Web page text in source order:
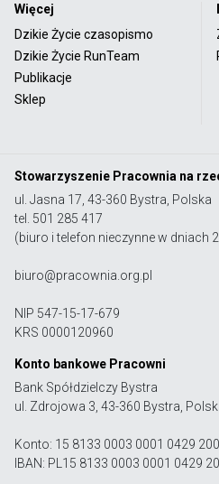
Więcej
Dzikie Życie czasopismo
Dzikie Życie RunTeam
Publikacje
Sklep
Stowarzyszenie Pracownia na
ul. Jasna 17, 43-360 Bystra, Polska
tel. 501 285 417
(biuro i telefon nieczynne w dniach
biuro@pracownia.org.pl
NIP 547-15-17-679
KRS 0000120960
Konto bankowe Pracowni
Bank Spółdzielczy Bystra
ul. Zdrojowa 3, 43-360 Bystra,
Konto: 15 8133 0003 0001 0429
IBAN: PL15 8133 0003 0001 0429